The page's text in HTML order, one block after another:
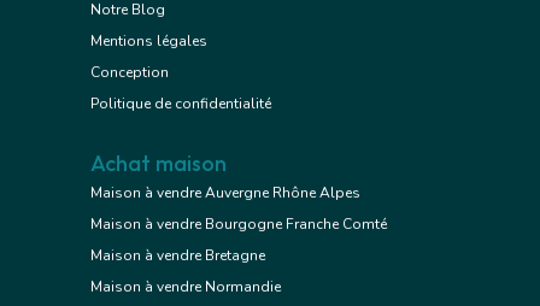
Notre Blog
Mentions légales
Conception
Politique de confidentialité
Achat maison
Maison à vendre Auvergne Rhône Alpes
Maison à vendre Bourgogne Franche Comté
Maison à vendre Bretagne
Maison à vendre Normandie